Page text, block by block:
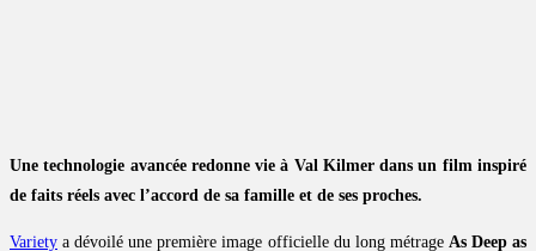
Une technologie avancée redonne vie à Val Kilmer dans un film inspiré
de faits réels avec l’accord de sa famille et de ses proches.
Variety a dévoilé une première image officielle du long métrage As Deep as